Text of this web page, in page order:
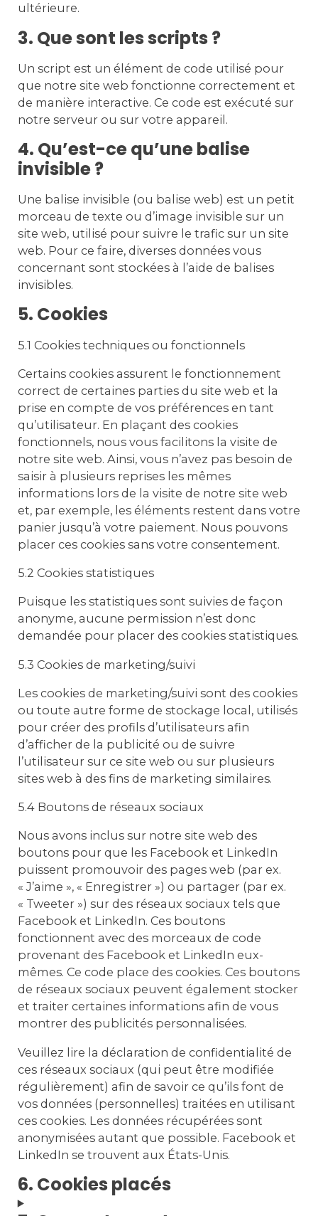
ultérieure.
3. Que sont les scripts ?
Un script est un élément de code utilisé pour
que notre site web fonctionne correctement et
de manière interactive. Ce code est exécuté sur
notre serveur ou sur votre appareil.
4. Qu’est-ce qu’une balise
invisible ?
Une balise invisible (ou balise web) est un petit
morceau de texte ou d’image invisible sur un
site web, utilisé pour suivre le trafic sur un site
web. Pour ce faire, diverses données vous
concernant sont stockées à l’aide de balises
invisibles.
5. Cookies
5.1 Cookies techniques ou fonctionnels
Certains cookies assurent le fonctionnement
correct de certaines parties du site web et la
prise en compte de vos préférences en tant
qu’utilisateur. En plaçant des cookies
fonctionnels, nous vous facilitons la visite de
notre site web. Ainsi, vous n’avez pas besoin de
saisir à plusieurs reprises les mêmes
informations lors de la visite de notre site web
et, par exemple, les éléments restent dans votre
panier jusqu’à votre paiement. Nous pouvons
placer ces cookies sans votre consentement.
5.2 Cookies statistiques
Puisque les statistiques sont suivies de façon
anonyme, aucune permission n’est donc
demandée pour placer des cookies statistiques.
5.3 Cookies de marketing/suivi
Les cookies de marketing/suivi sont des cookies
ou toute autre forme de stockage local, utilisés
pour créer des profils d’utilisateurs afin
d’afficher de la publicité ou de suivre
l’utilisateur sur ce site web ou sur plusieurs
sites web à des fins de marketing similaires.
5.4 Boutons de réseaux sociaux
Nous avons inclus sur notre site web des
boutons pour que les Facebook et LinkedIn
puissent promouvoir des pages web (par ex.
« J’aime », « Enregistrer ») ou partager (par ex.
« Tweeter ») sur des réseaux sociaux tels que
Facebook et LinkedIn. Ces boutons
fonctionnent avec des morceaux de code
provenant des Facebook et LinkedIn eux-
mêmes. Ce code place des cookies. Ces boutons
de réseaux sociaux peuvent également stocker
et traiter certaines informations afin de vous
montrer des publicités personnalisées.
Veuillez lire la déclaration de confidentialité de
ces réseaux sociaux (qui peut être modifiée
régulièrement) afin de savoir ce qu’ils font de
vos données (personnelles) traitées en utilisant
ces cookies. Les données récupérées sont
anonymisées autant que possible. Facebook et
LinkedIn se trouvent aux États-Unis.
6. Cookies placés